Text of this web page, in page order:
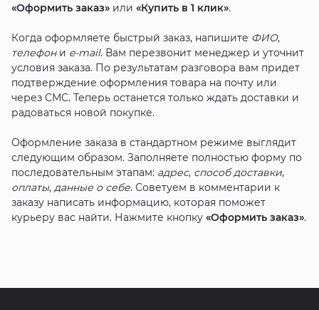
«Оформить заказ»или «Купить в 1 клик».
Когда оформляете быстрый заказ, напишите ФИО,
телефони e-mail. Вам перезвонит менеджер и уточнит
условия заказа. По результатам разговора вам придет
подтверждение оформления товара на почту или
через СМС. Теперь останется только ждать доставки и
радоваться новой покупке.
Оформление заказа в стандартном режиме выглядит
следующим образом. Заполняете полностью форму по
последовательным этапам: адрес, способ доставки,
оплаты, данные о себе. Советуем в комментарии к
заказу написать информацию, которая поможет
курьеру вас найти. Нажмите кнопку «Оформить заказ».